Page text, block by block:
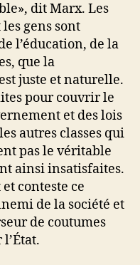
dit Marx. Les
gens sont
l’éducation, de la
que la
juste et naturelle.
pour couvrir le
et des lois
autres classes qui
pas le véritable
ainsi insatisfaites.
conteste ce
de la société et
de coutumes